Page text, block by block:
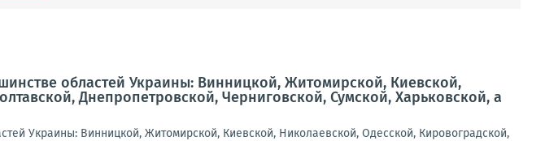
областей Украины: Винницкой, Житомирской, Киевской,
Днепропетровской, Черниговской, Сумской, Харьковской, а
Украины: Винницкой, Житомирской, Киевской, Николаевской, Одесской, Кировоградской,